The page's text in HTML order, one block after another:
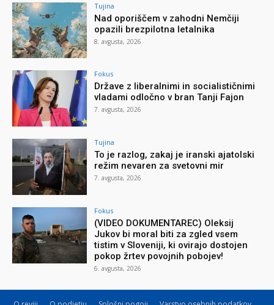
Tujina
Nad oporiščem v zahodni Nemčiji
opazili brezpilotna letalnika
8. avgusta, 2026
Fokus
Države z liberalnimi in socialističnimi
vladami odločno v bran Tanji Fajon
7. avgusta, 2026
Tujina
To je razlog, zakaj je iranski ajatolski
režim nevaren za svetovni mir
7. avgusta, 2026
Fokus
(VIDEO DOKUMENTAREC) Oleksij
Jukov bi moral biti za zgled vsem
tistim v Sloveniji, ki ovirajo dostojen
pokop žrtev povojnih pobojev!
6. avgusta, 2026